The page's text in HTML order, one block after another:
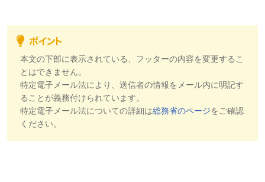
本文の下部に表示されている、フッターの内容を変更するこ
とはできません。
特定電子メール法により、送信者の情報をメール内に明記す
ることが義務付けられています。
特定電子メール法についての詳細は総務省のページをご確認
ください。